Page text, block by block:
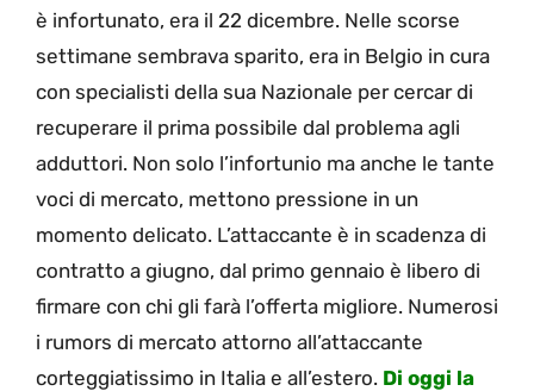
è infortunato, era il 22 dicembre. Nelle scorse
settimane sembrava sparito, era in Belgio in cura
con specialisti della sua Nazionale per cercar di
recuperare il prima possibile dal problema agli
adduttori. Non solo l’infortunio ma anche le tante
voci di mercato, mettono pressione in un
momento delicato. L’attaccante è in scadenza di
contratto a giugno, dal primo gennaio è libero di
firmare con chi gli farà l’offerta migliore. Numerosi
i rumors di mercato attorno all’attaccante
corteggiatissimo in Italia e all’estero. Di oggi la